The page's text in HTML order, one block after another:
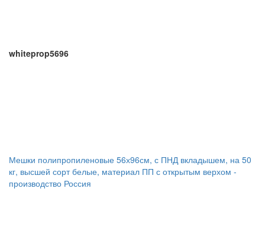
whiteprop5696
Мешки полипропиленовые 56х96см, с ПНД вкладышем, на 50
кг, высшей сорт белые, материал ПП с открытым верхом -
производство Россия